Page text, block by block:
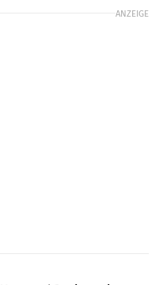
ANZEIGE